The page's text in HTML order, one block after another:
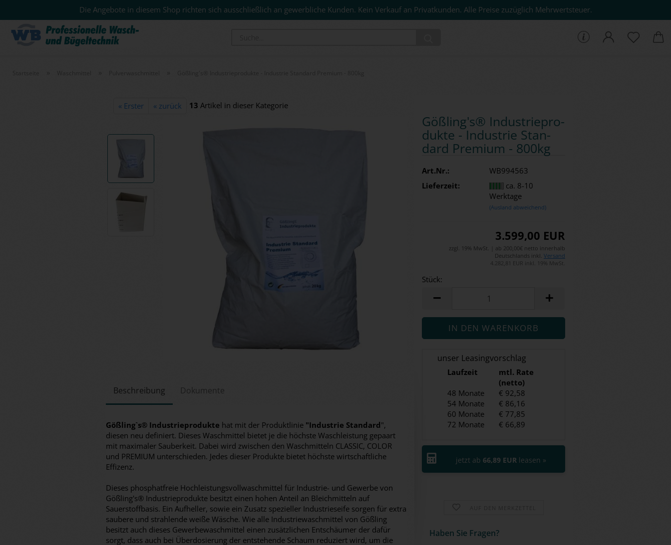
Die Angebote in diesem Shop richten sich ausschließlich an gewerbliche Kunden. Kein Verkauf an Privatkunden. Alle Preise zuzüglich Mehrwertsteuer.
« Erster « zurück 13 Artikel in dieser Kategorie
Göß­ling's® In­dus­trie­pro­
duk­te - In­dus­trie Stan­
dard Pre­mi­um - 800kg
Art.Nr.:
WB994563
Lieferzeit:
ca. 8-10
Werktage
(Ausland abweichend)
3.599,00 EUR
zzgl. 19% MwSt. | ab 200,00€ netto innerhalb
Deutschlands inkl. Versand
4.282,81 EUR inkl. 19% MwSt.
Stück:
Stück
unser Leasingvorschlag
Laufzeit
mtl. Rate
(netto)
48 Monate
€ 92,58
54 Monate
€ 86,16
60 Monate
€ 77,85
72 Monate
€ 66,89
jetzt ab 66,89 EURleasen »
Haben Sie Fra­gen?
Beschreibung Dokumente
Gößling`s® Industrieprodukte hat mit der Produktlinie "Industrie Standard",
diesen neu definiert. Dieses Waschmittel bietet je die höchste Waschleistung gepaart
mit maximaler Sauberkeit. Dabei wird zwischen den Waschmitteln CLASSIC, COLOR
und PREMIUM unterschieden. Jedes dieser Produkte bietet höchste wirtschaftliche
Effizenz.
Dieses phosphatfreie Hochleistungsvollwaschmittel für Industrie- und Gewerbe von
Gößling's® Industrieprodukte besitzt einen hohen Anteil an Bleichmitteln auf
Sauerstoffbasis. Ein Aufheller, sowie ein Zusatz spezieller Industrieseife sorgen für extra
saubere und strahlende weiße Wäsche. Wie alle Industriewaschmittel von Gößling
besitzt auch dieses Gewerbewaschmittel einen zusätzlichen Entschäumer der dafür
sorgt, dass auch bei Überdosierung der entstehende Schaum reduziert wird, um die